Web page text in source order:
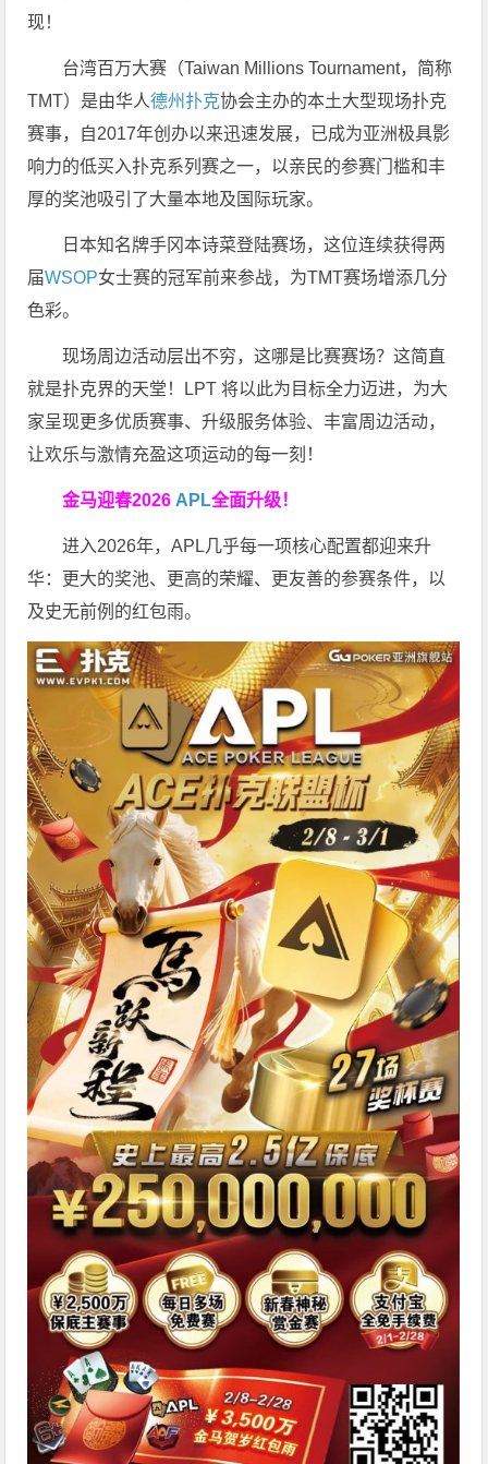
现！
台湾百万大赛（Taiwan Millions Tournament，简称
TMT）是由华人德州扑克协会主办的本土大型现场扑克
赛事，自2017年创办以来迅速发展，已成为亚洲极具影
响力的低买入扑克系列赛之一，以亲民的参赛门槛和丰
厚的奖池吸引了大量本地及国际玩家。
日本知名牌手冈本诗菜登陆赛场，这位连续获得两
届WSOP女士赛的冠军前来参战，为TMT赛场增添几分
色彩。
现场周边活动层出不穷，这哪是比赛赛场？这简直
就是扑克界的天堂！LPT 将以此为目标全力迈进，为大
家呈现更多优质赛事、升级服务体验、丰富周边活动，
让欢乐与激情充盈这项运动的每一刻！
金马迎春2026 APL全面升级！
进入2026年，APL几乎每一项核心配置都迎来升
华：更大的奖池、更高的荣耀、更友善的参赛条件，以
及史无前例的红包雨。